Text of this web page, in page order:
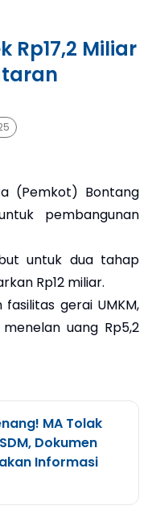
Rp17,2 Miliar
(Pemkot) Bontang
pembangunan
untuk dua tahap
Rp12 miliar.
gerai UMKM,
uang Rp5,2
MA Tolak
Dokumen
Informasi